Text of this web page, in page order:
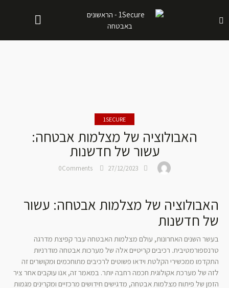
1SECURE
האבולוציה של מצלמות אבטחה:
עשור של חדשנות
27/12/2023
0Comments
האבולוציה של מצלמות אבטחה: עשור
של חדשנות
בעשר השנים האחרונות, עולם מצלמות האבטחה עבר קפיצת מדרגה
טרנספורמטיבית. רכיבים קריטיים אלה של מערכות אבטחה מודרניות
התקדמו ממכשירי הקלטת וידאו פשוטים לרכיבים מתוחכמים ומקושרים זה
לזה של מערכת אקולוגית חכמה רחבה יותר. במאמר זה, אנו עוקבים אחר ציר
הזמן של פיתוח מצלמות אבטחה, מדגישים חידושים מרכזיים ומקרינים מגמות